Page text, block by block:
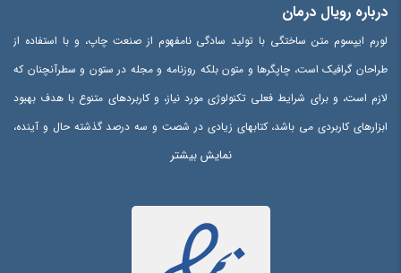
درباره رویال درمان
لورم ایپسوم متن ساختگی با تولید سادگی نامفهوم از صنعت چاپ، و با استفاده از
طراحان گرافیک است، چاپگرها و متون بلکه روزنامه و مجله در ستون و سطرآنچنان که
لازم است، و برای شرایط فعلی تکنولوژی مورد نیاز، و کاربردهای متنوع با هدف بهبود
ابزارهای کاربردی می باشد، کتابهای زیادی در شصت و سه درصد گذشته حال و آینده،
شناخت فراوان جامعه و متخصصان را می طلبد، تا با نرم افزارها شناخت بیشتری را
ایجاد کرد، در این صورت می توان امید داشت که تمام و دشواری موجود در ارائه
راهکارها، و شرایط سخت تایپ به پایان رسد و زمان مورد نیاز شامل حروفچینی
نمایش بیشتر